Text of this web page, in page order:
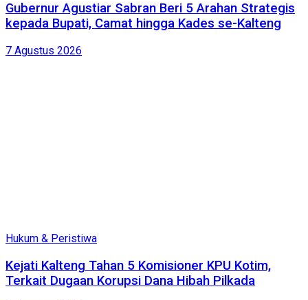
Gubernur Agustiar Sabran Beri 5 Arahan Strategis
kepada Bupati, Camat hingga Kades se-Kalteng
7 Agustus 2026
Hukum & Peristiwa
Kejati Kalteng Tahan 5 Komisioner KPU Kotim,
Terkait Dugaan Korupsi Dana Hibah Pilkada